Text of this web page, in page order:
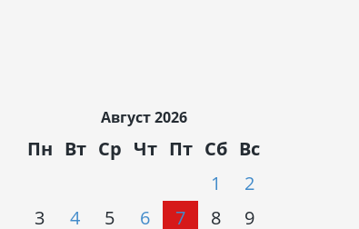
Август 2026
Пн Вт Ср Чт Пт Сб Вс
1
2
3
4 5 6 7 8
9